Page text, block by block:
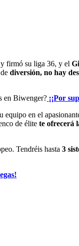
y firmó su liga 36, y el
diversión, no hay
en Biwenger? ¡¡Por
en el
de élite te ofrecerá
Tendréis hasta 3